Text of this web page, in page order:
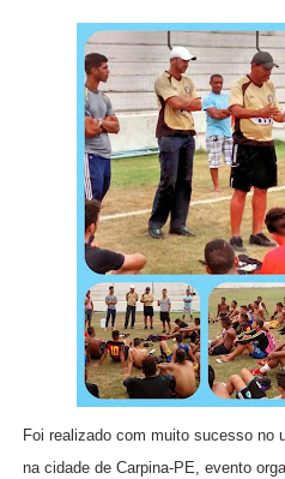
Foi realizado com muito sucesso no
na cidade de Carpina-PE, evento